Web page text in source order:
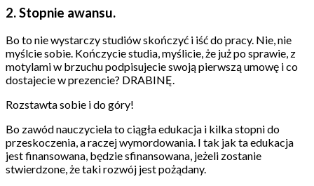
2. Stopnie awansu.
Bo to nie wystarczy studiów skończyć i iść do pracy. Nie, nie
myślcie sobie. Kończycie studia, myślicie, że już po sprawie, z
motylami w brzuchu podpisujecie swoją pierwszą umowę i co
dostajecie w prezencie? DRABINĘ.
Rozstawta sobie i do góry!
Bo zawód nauczyciela to ciągła edukacja i kilka stopni do
przeskoczenia, a raczej wymordowania. I tak jak ta edukacja
jest finansowana, będzie sfinansowana, jeżeli zostanie
stwierdzone, że taki rozwój jest pożądany.